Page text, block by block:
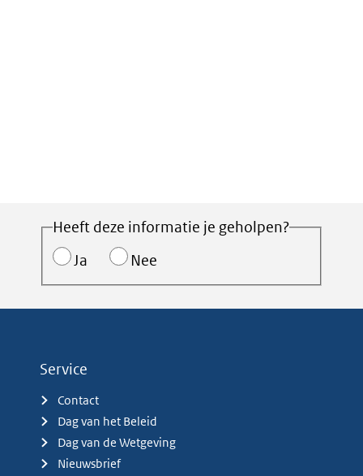
Heeft deze informatie je geholpen?
Ja
Nee
Service
Contact
Dag van het Beleid
Dag van de Wetgeving
Nieuwsbrief